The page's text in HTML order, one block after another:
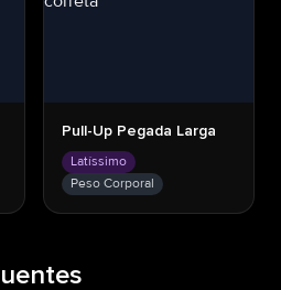
Pull-Up Pegada Larga
Latíssimo
Peso Corporal